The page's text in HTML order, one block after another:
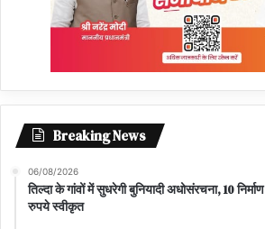
Breaking News
06/08/2026
तिल्दा के गांवों में सुधरेगी बुनियादी अधोसंरचना, 10
रुपये स्वीकृत